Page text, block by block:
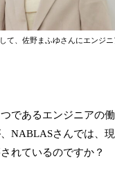
て、佐野まふゆさんにエンジ
であるエンジニアの
NABLASさんでは、
れているのですか？